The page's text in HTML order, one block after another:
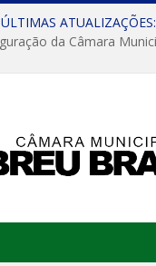
ÚLTIMAS ATUALIZAÇÕES: